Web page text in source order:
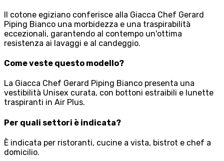
Il cotone egiziano conferisce alla Giacca Chef Gerard
Piping Bianco una morbidezza e una traspirabilità
eccezionali, garantendo al contempo un'ottima
resistenza ai lavaggi e al candeggio.
Come veste questo modello?
La Giacca Chef Gerard Piping Bianco presenta una
vestibilità Unisex curata, con bottoni estraibili e lunette
traspiranti in Air Plus.
Per quali settori è indicata?
È indicata per ristoranti, cucine a vista, bistrot e chef a
domicilio.